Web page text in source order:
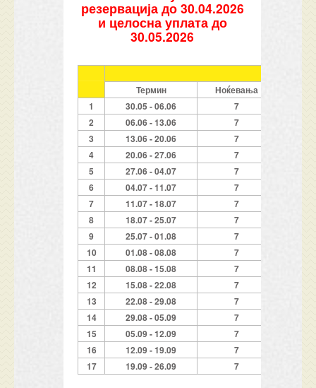
резервација до 30.04.2026
и целосна уплата до
30.05.2026
Термин Ноќевања
1
30.05 - 06.06 7
2
06.06 - 13.06 7
3
13.06 - 20.06 7
4
20.06 - 27.06 7
5
27.06 - 04.07 7
6
04.07 - 11.07 7
7
11.07 - 18.07 7
8
18.07 - 25.07 7
9
25.07 - 01.08 7
10
01.08 - 08.08 7
11
08.08 - 15.08 7
12
15.08 - 22.08 7
13
22.08 - 29.08 7
14
29.08 - 05.09 7
15
05.09 - 12.09 7
16
12.09 - 19.09 7
17
19.09 - 26.09 7